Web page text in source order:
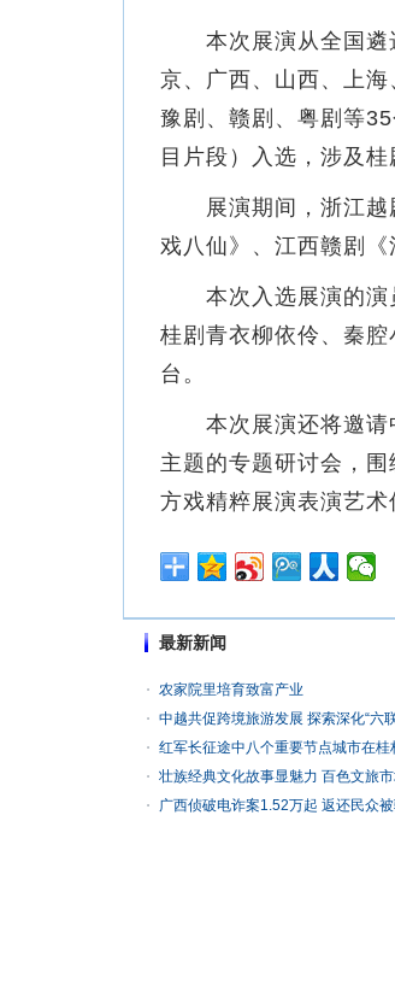
本次展演从全国遴
京、广西、山西、上
豫剧、赣剧、粤剧等
目片段）入选，涉及
展演期间，浙江越剧
戏八仙》、江西赣剧《
本次入选展演的演员
桂剧青衣柳依伶、秦
台。
本次展演还将邀请中
主题的专题研讨会，
方戏精粹展演表演艺术
最新新闻
农家院里培育致富产业
中越共促跨境旅游发展 探索深化“六
红军长征途中八个重要节点城市在桂
壮族经典文化故事显魅力 百色文旅
广西侦破电诈案1.52万起 返还民众